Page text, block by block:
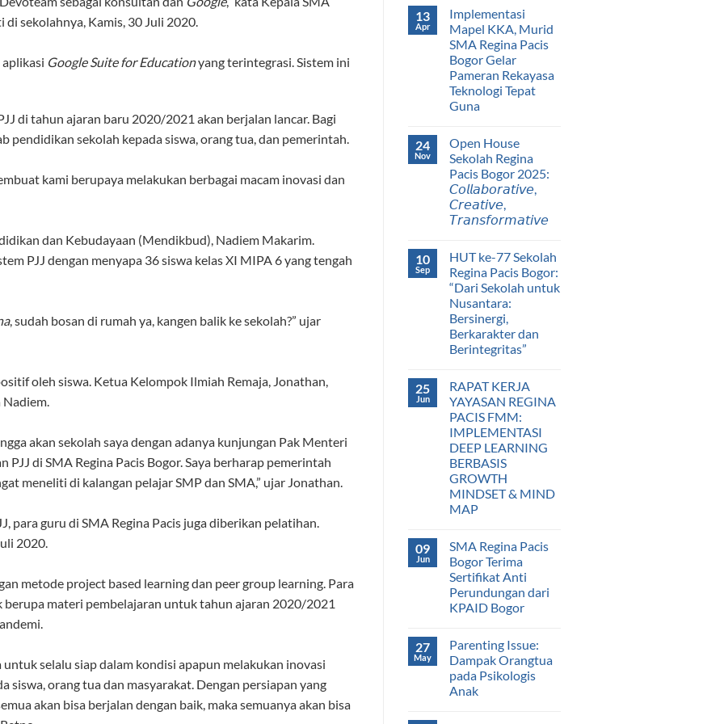
sekolahnya, Kamis, 30 Juli 2020.
aplikasi Google Suite for Educationyang terintegrasi. Sistem ini
di tahun ajaran baru 2020/2021 akan berjalan lancar. Bagi
pendidikan sekolah kepada siswa, orang tua, dan pemerintah.
kami berupaya melakukan berbagai macam inovasi dan
dan Kebudayaan (Mendikbud), Nadiem Makarim.
PJJ dengan menyapa 36 siswa kelas XI MIPA 6 yang tengah
, sudah bosan di rumah ya, kangen balik ke sekolah?” ujar
oleh siswa. Ketua Kelompok Ilmiah Remaja, Jonathan,
Nadiem.
akan sekolah saya dengan adanya kunjungan Pak Menteri
PJJ di SMA Regina Pacis Bogor. Saya berharap pemerintah
meneliti di kalangan pelajar SMP dan SMA,” ujar Jonathan.
para guru di SMA Regina Pacis juga diberikan pelatihan.
2020.
metode project based learning dan peer group learning. Para
materi pembelajaran untuk tahun ajaran 2020/2021
selalu siap dalam kondisi apapun melakukan inovasi
siswa, orang tua dan masyarakat. Dengan persiapan yang
akan bisa berjalan dengan baik, maka semuanya akan bisa
13
Apr
Implementasi
Mapel KKA, Murid
SMA Regina Pacis
Bogor Gelar
Pameran Rekayasa
Teknologi Tepat
Guna
24
Nov
Open House
Sekolah Regina
Pacis Bogor 2025:
𝘊𝘰𝘭𝘭𝘢𝘣𝘰𝘳𝘢𝘵𝘪𝘷𝘦,
𝘊𝘳𝘦𝘢𝘵𝘪𝘷𝘦,
𝘛𝘳𝘢𝘯𝘴𝘧𝘰𝘳𝘮𝘢𝘵𝘪𝘷𝘦
10
Sep
HUT ke-77 Sekolah
Regina Pacis Bogor:
“Dari Sekolah untuk
Nusantara:
Bersinergi,
Berkarakter dan
Berintegritas”
25
Jun
RAPAT KERJA
YAYASAN REGINA
PACIS FMM:
IMPLEMENTASI
DEEP LEARNING
BERBASIS
GROWTH
MINDSET & MIND
MAP
09
Jun
SMA Regina Pacis
Bogor Terima
Sertifikat Anti
Perundungan dari
KPAID Bogor
27
May
Parenting Issue:
Dampak Orangtua
pada Psikologis
Anak